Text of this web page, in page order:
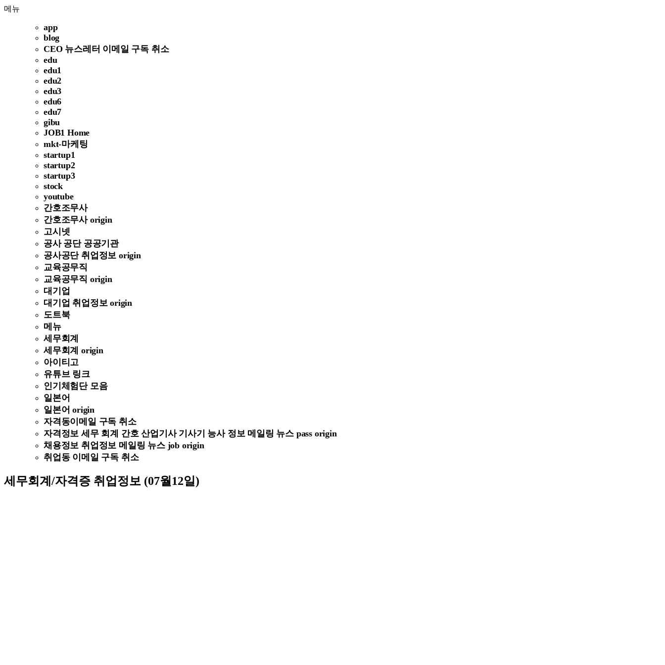
메뉴
app
blog
CEO 뉴스레터 이메일 구독 취소
edu
edu1
edu2
edu3
edu6
edu7
gibu
JOB1 Home
mkt-마케팅
startup1
startup2
startup3
stock
youtube
간호조무사
간호조무사 origin
고시넷
공사 공단 공공기관
공사공단 취업정보 origin
교육공무직
교육공무직 origin
대기업
대기업 취업정보 origin
도트북
메뉴
세무회계
세무회계 origin
아이티고
유튜브 링크
인기체험단 모음
일본어
일본어 origin
자격동이메일 구독 취소
자격정보 세무 회계 간호 산업기사 기사기 능사 정보 메일링 뉴스 pass origin
채용정보 취업정보 메일링 뉴스 job origin
취업동 이메일 구독 취소
세무회계/자격증 취업정보 (07월12일)